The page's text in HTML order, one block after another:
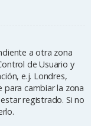
a otra zona
de Usuario y
e.j. Londres,
para cambiar la zona
registrado. Si no